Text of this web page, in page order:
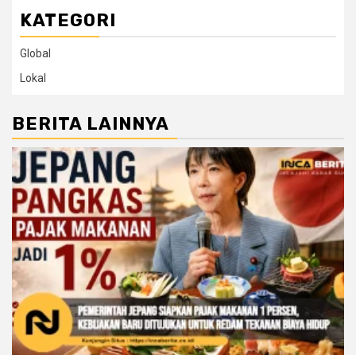
KATEGORI
Global
Lokal
BERITA LAINNYA